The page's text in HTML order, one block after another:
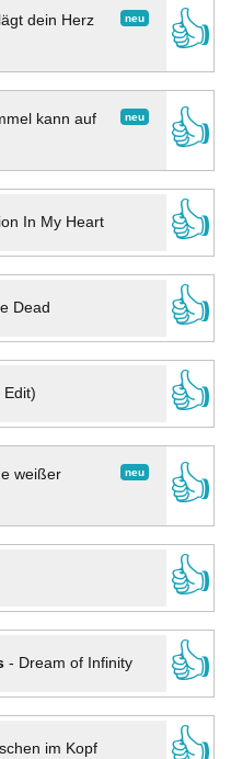
neu
dein Herz
👍
neu
kann auf
👍
In My Heart
👍
Dead
👍
Edit)
👍
neu
weißer
👍
👍
- Dream of Infinity
👍
im Kopf